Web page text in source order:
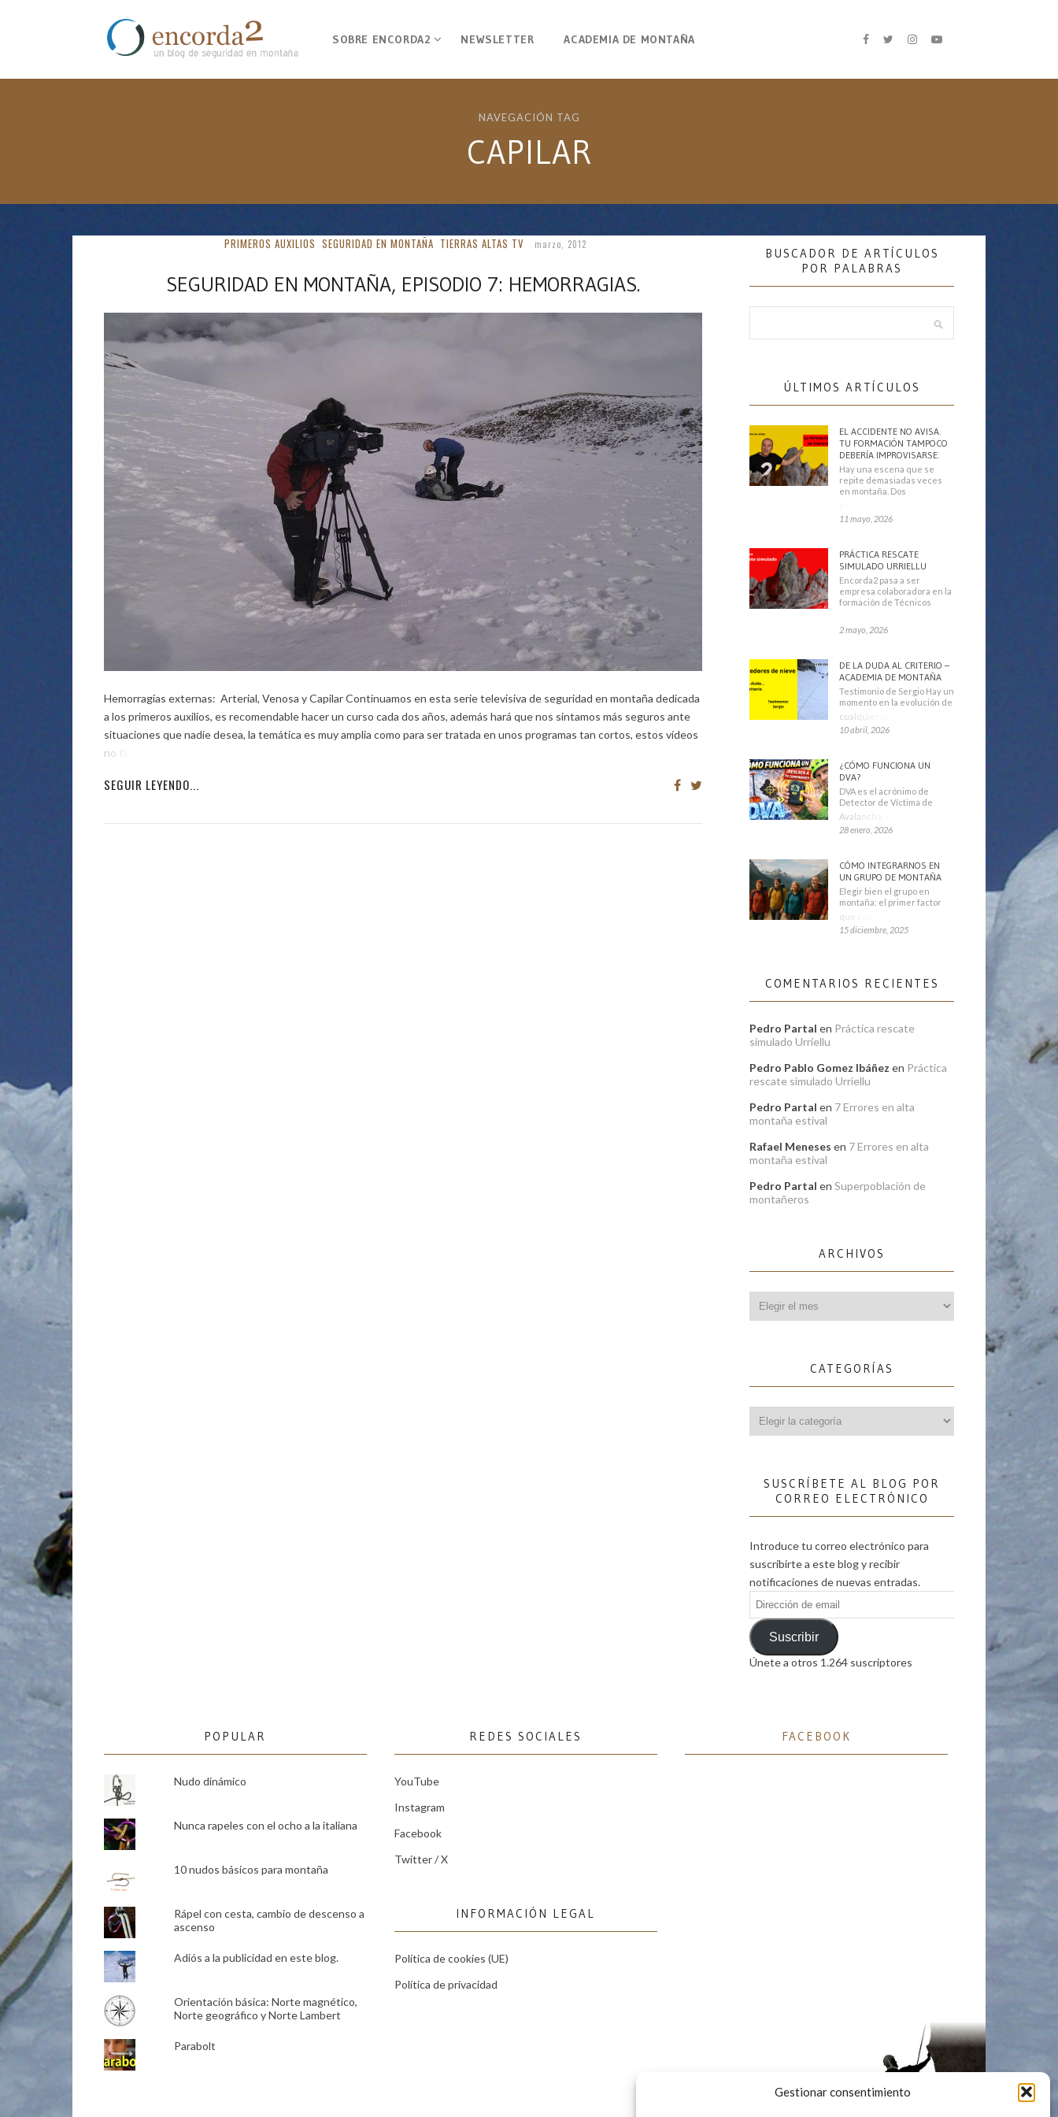
Gestionar consentimiento
SOBRE ENCORDA2 NEWSLETTER ACADEMIA DE MONTAÑA
NAVEGACIÓN TAG
CAPILAR
PRIMEROS AUXILIOS SEGURIDAD EN MONTAÑA TIERRAS ALTAS TV marzo, 2012
SEGURIDAD EN MONTAÑA, EPISODIO 7: HEMORRAGIAS.
Hemorragias externas: Arterial, Venosa y Capilar Continuamos en esta serie televisiva de seguridad en montaña dedicada
a los primeros auxilios, es recomendable hacer un curso cada dos años, además hará que nos sintamos más seguros ante
situaciones que nadie desea, la temática es muy amplia como para ser tratada en unos programas tan cortos, estos vídeos
no tienen […]
SEGUIR LEYENDO...
BUSCADOR DE ARTÍCULOS
POR PALABRAS
ÚLTIMOS ARTÍCULOS
EL ACCIDENTE NO AVISA.
TU FORMACIÓN TAMPOCO
DEBERÍA IMPROVISARSE.
Hay una escena que se
repite demasiadas veces
en montaña. Dos
11 mayo, 2026
PRÁCTICA RESCATE
SIMULADO URRIELLU
Encorda2 pasa a ser
empresa colaboradora en la
formación de Técnicos
2 mayo, 2026
DE LA DUDA AL CRITERIO –
ACADEMIA DE MONTAÑA
Testimonio de Sergio Hay un
momento en la evolución de
cualquier montañero
10 abril, 2026
¿CÓMO FUNCIONA UN
DVA?
DVA es el acrónimo de
Detector de Víctima de
Avalancha. También se
28 enero, 2026
CÓMO INTEGRARNOS EN
UN GRUPO DE MONTAÑA
Elegir bien el grupo en
montaña: el primer factor
que condiciona tu
15 diciembre, 2025
COMENTARIOS RECIENTES
Pedro Partal en Práctica rescate
simulado Urriellu
Pedro Pablo Gomez Ibáñez en Práctica
rescate simulado Urriellu
Pedro Partal en 7 Errores en alta
montaña estival
Rafael Meneses en 7 Errores en alta
montaña estival
Pedro Partal en Superpoblación de
montañeros
ARCHIVOS
CATEGORÍAS
SUSCRÍBETE AL BLOG POR
CORREO ELECTRÓNICO
Introduce tu correo electrónico para
suscribirte a este blog y recibir
notificaciones de nuevas entradas.
Dirección
de
emailSuscribir
Únete a otros 1.264 suscriptores
POPULAR
Nudo dinámico
Nunca rapeles con el ocho a la italiana
10 nudos básicos para montaña
Rápel con cesta, cambio de descenso a
ascenso
Adiós a la publicidad en este blog.
Orientación básica: Norte magnético,
Norte geográfico y Norte Lambert
Parabolt
REDES SOCIALES
YouTube
Instagram
Facebook
Twitter / X
INFORMACIÓN LEGAL
Política de cookies (UE)
Política de privacidad
FACEBOOK